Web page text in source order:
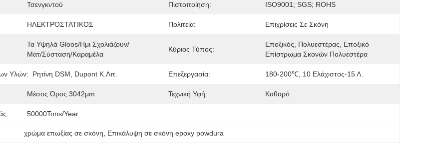
Τσενγκντού Πιστοποίηση: ISO9001; SGS; ROHS
ΗΛΕΚΤΡΟΣΤΑΤΙΚΟΣ Πολιτεία: Επιχρίσεις Σε Σκόνη
Τα Υψηλά Gloos/ημι Σχολιάζουν/
Ματ/σύσταση/καραμέλα
Κύριος Τύπος:
Εποξικός, Πολυεστέρας, Εποξικό
Επίστρωμα Σκονών Πολυεστέρα
Υλών: Ρητίνη DSM, Dupont Κ.λπ. Επεξεργασία: 180-200℃, 10 Ελάχιστος-15 Λ.
Μέσος Όρος 3042μm Τεχνική Υφή: Καθαρό
50000Tons/Year
χρώμα επωξίας σε σκόνη Επικάλυψη σε σκόνη epoxy powdura